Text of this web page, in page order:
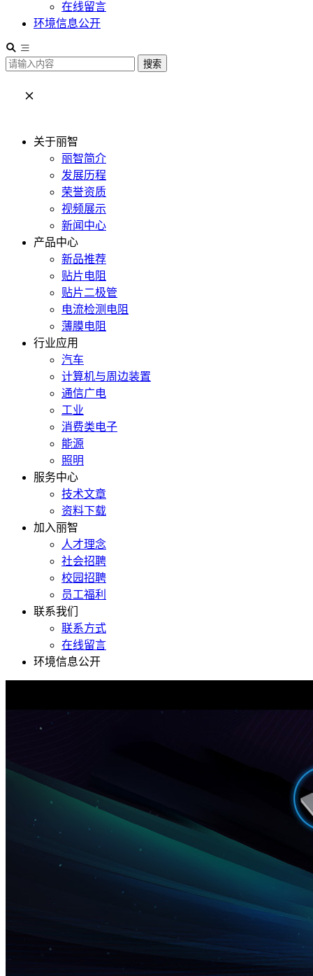
在线留言
环境信息公开
搜索
关于丽智
丽智简介
发展历程
荣誉资质
视频展示
新闻中心
产品中心
新品推荐
贴片电阻
贴片二极管
电流检测电阻
薄膜电阻
行业应用
汽车
计算机与周边装置
通信广电
工业
消费类电子
能源
照明
服务中心
技术文章
资料下载
加入丽智
人才理念
社会招聘
校园招聘
员工福利
联系我们
联系方式
在线留言
环境信息公开